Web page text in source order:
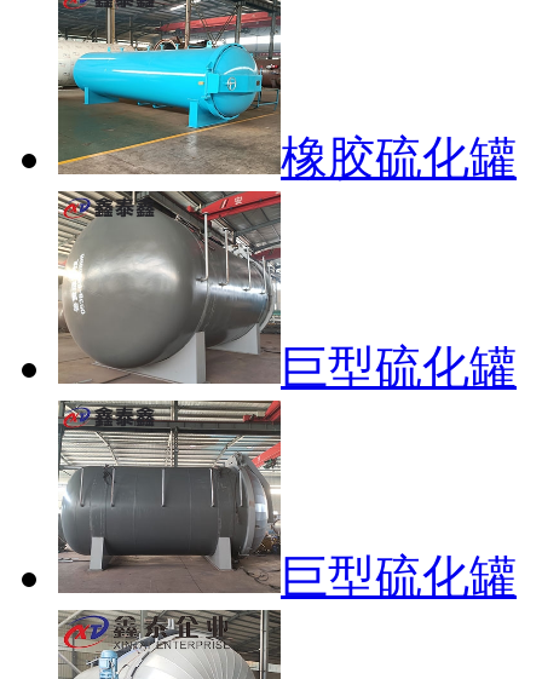
橡胶硫化罐
巨型硫化罐
巨型硫化罐